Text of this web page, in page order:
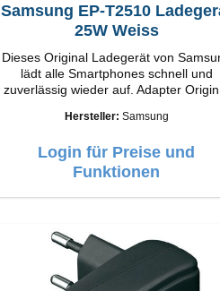
Samsung EP-T2510 Ladegerät
25W Weiss
Dieses Original Ladegerät von
lädt alle Smartphones schnell und
zuverlässig wieder auf. Adapter Original
Anschlüsse: USB-C Output: 25W Farbe:
Hersteller: Samsung
Login für Preise und
Funktionen